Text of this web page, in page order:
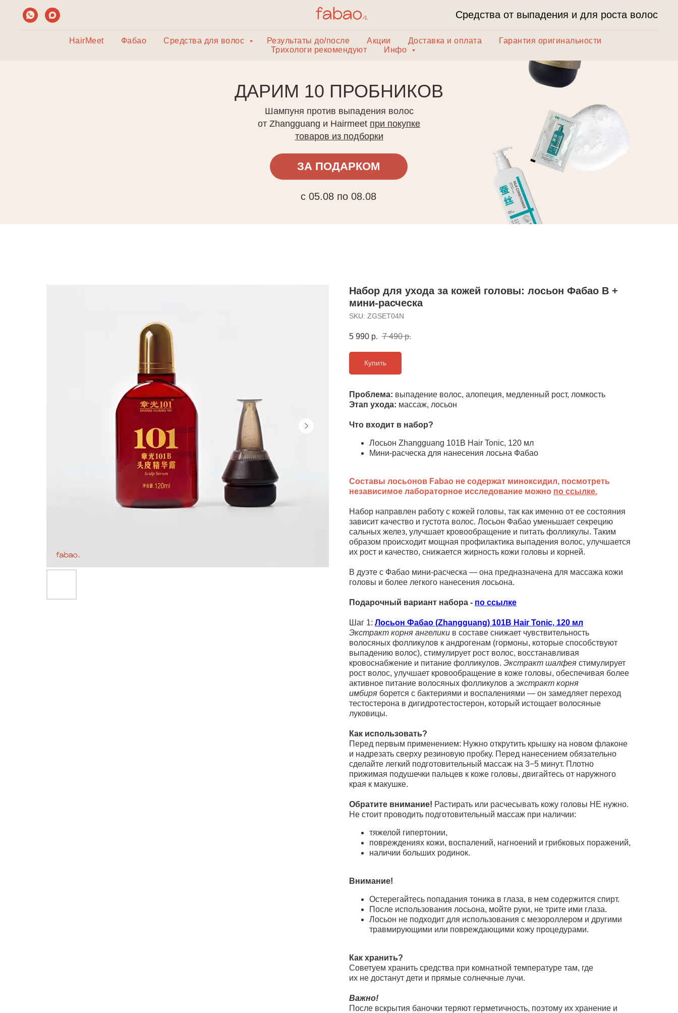
Средства от выпадения и для роста волос
HairMeet Фабао Средства для волос Результаты до/после Акции Доставка и оплата
Гарантия оригинальности
Трихологи рекомендуют
Инфо
Шампуня против выпадения волос
от Zhangguang и Hairmeetпри покупке
товаров из подборки
с 05.08 по 08.08
ДАРИМ 10 ПРОБНИКОВ
Набор для ухода за кожей головы: лосьон Фабао B +
мини-расческа
SKU: ZGSET04N
5 990 р. 7 490 р.
Купить
Проблема: выпадение волос, алопеция, медленный рост, ломкость
Этап ухода: массаж, лосьон
Что входит в набор?
Лосьон Zhangguang 101B Hair Tonic, 120 мл
Мини-расческа для нанесения лосьна Фабао
Составы лосьонов Fabao не содержат миноксидил, посмотреть
независимое лабораторное исследование можно по ссылке.
Набор направлен работу с кожей головы, так как именно от ее состояния
зависит качество и густота волос. Лосьон Фабао уменьшает секрецию
сальных желез, улучшает кровообращение и питать фолликулы. Таким
образом происходит мощная профилактика выпадения волос, улучшается
их рост и качество, снижается жирность кожи головы и корней.
В дуэте с Фабао мини-расческа — она предназначена для массажа кожи
головы и более легкого нанесения лосьона.
Подарочный вариант набора - по ссылке
Шаг 1: Лосьон Фабао (Zhangguang) 101B Hair Tonic, 120 мл
Экстракт корня ангелики в составе снижает чувствительность
волосяных фолликулов к андрогенам (гормоны, которые способствуют
выпадению волос), стимулирует рост волос, восстанавливая
кровоснабжение и питание фолликулов. Экстракт шалфея стимулирует
рост волос, улучшает кровообращение в коже головы, обеспечивая более
активное питание волосяных фолликулов а экстракт корня
имбиря борется с бактериями и воспалениями — он замедляет переход
тестостерона в дигидротестостерон, который истощает волосяные
луковицы.
Как использовать?
Перед первым применением: Нужно открутить крышку на новом флаконе
и надрезать сверху резиновую пробку. Перед нанесением обязательно
сделайте легкий подготовительный массаж на 3−5 минут. Плотно
прижимая подушечки пальцев к коже головы, двигайтесь от наружного
края к макушке.
Обратите внимание! Растирать или расчесывать кожу головы НЕ нужно.
Не стоит проводить подготовительный массаж при наличии:
тяжелой гипертонии,
повреждениях кожи, воспалений, нагноений и грибковых поражений,
наличии больших родинок.
Внимание!
Остерегайтесь попадания тоника в глаза, в нем содержится спирт.
После использования лосьона, мойте руки, не трите ими глаза.
Лосьон не подходит для использования с мезороллером и другими
травмирующими или повреждающими кожу процедурами.
Как хранить?
Советуем хранить средства при комнатной температуре там, где
их не достанут дети и прямые солнечные лучи.
Важно!
После вскрытия баночки теряют герметичность, поэтому их хранение и